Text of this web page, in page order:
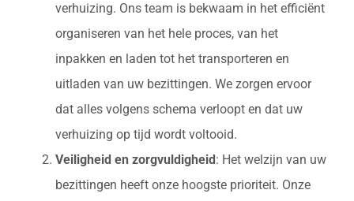
verhuizing. Ons team is bekwaam in het efficiënt
organiseren van het hele proces, van het
inpakken en laden tot het transporteren en
uitladen van uw bezittingen. We zorgen ervoor
dat alles volgens schema verloopt en dat uw
verhuizing op tijd wordt voltooid.
Veiligheid en zorgvuldigheid : Het welzijn van uw
bezittingen heeft onze hoogste prioriteit. Onze